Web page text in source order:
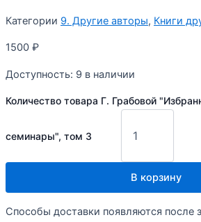
Категории 9. Другие авторы, Книги
1500 ₽
Доступность: 9 в наличии
Количество товара Г. Грабовой
семинары", том 3
В корзину
Способы доставки появляются после